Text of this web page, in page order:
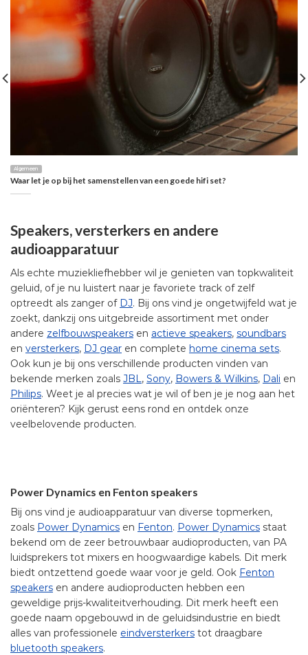
Algemeen
Waar let je op bij het samenstellen van een goede hifi set?
Speakers, versterkers en andere
audioapparatuur
Als echte muziekliefhebber wil je genieten van topkwaliteit
geluid, of je nu luistert naar je favoriete track of zelf
optreedt als zanger of DJ. Bij ons vind je ongetwijfeld wat je
zoekt, dankzij ons uitgebreide assortiment met onder
andere zelfbouwspeakers en actieve speakers, soundbars
en versterkers, DJ gear en complete home cinema sets.
Ook kun je bij ons verschillende producten vinden van
bekende merken zoals JBL , Sony, Bowers & Wilkins, Dali en
Philips. Weet je al precies wat je wil of ben je je nog aan het
oriënteren? Kijk gerust eens rond en ontdek onze
veelbelovende producten.
Power Dynamics en Fenton speakers
Bij ons vind je audioapparatuur van diverse topmerken,
zoals Power Dynamics en Fenton. Power Dynamics staat
bekend om de zeer betrouwbaar audioproducten, van PA
luidsprekers tot mixers en hoogwaardige kabels. Dit merk
biedt ontzettend goede waar voor je geld. Ook Fenton
speakers en andere audioproducten hebben een
geweldige prijs-kwaliteitverhouding. Dit merk heeft een
goede naam opgebouwd in de geluidsindustrie en biedt
alles van professionele eindversterkers tot draagbare
bluetooth speakers.